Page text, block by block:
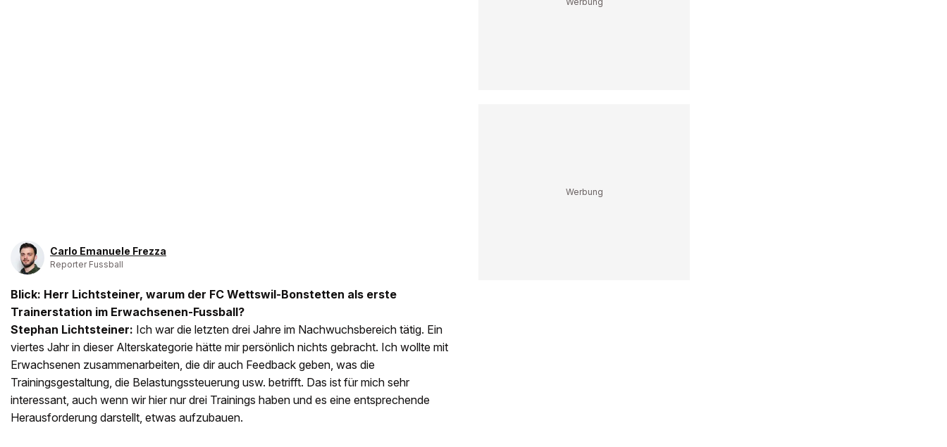
Carlo Emanuele Frezza
Reporter Fussball
Blick: Herr Lichtsteiner, warum der FC Wettswil-Bonstetten als erste
Trainerstation im Erwachsenen-Fussball?
Stephan Lichtsteiner: Ich war die letzten drei Jahre im Nachwuchsbereich tätig. Ein
viertes Jahr in dieser Alterskategorie hätte mir persönlich nichts gebracht. Ich wollte mit
Erwachsenen zusammenarbeiten, die dir auch Feedback geben, was die
Trainingsgestaltung, die Belastungssteuerung usw. betrifft. Das ist für mich sehr
interessant, auch wenn wir hier nur drei Trainings haben und es eine entsprechende
Herausforderung darstellt, etwas aufzubauen.